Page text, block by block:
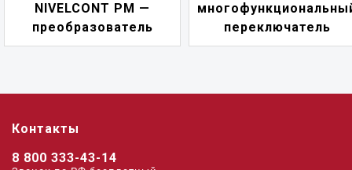
NIVELCONT PM —
преобразователь
переключатель
Контакты
8 800 333-43-14